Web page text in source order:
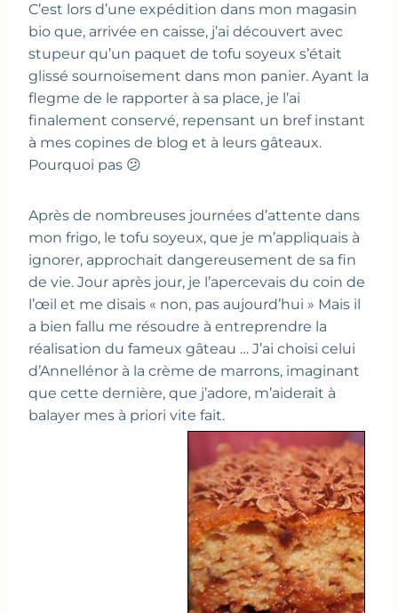
C’est lors d’une expédition dans mon magasin
bio que, arrivée en caisse, j’ai découvert avec
stupeur qu’un paquet de tofu soyeux s’était
glissé sournoisement dans mon panier. Ayant la
flegme de le rapporter à sa place, je l’ai
finalement conservé, repensant un bref instant
à mes copines de blog et à leurs gâteaux.
Pourquoi pas 😕
Après de nombreuses journées d’attente dans
mon frigo, le tofu soyeux, que je m’appliquais à
ignorer, approchait dangereusement de sa fin
de vie. Jour après jour, je l’apercevais du coin de
l’œil et me disais « non, pas aujourd’hui » Mais il
a bien fallu me résoudre à entreprendre la
réalisation du fameux gâteau … J’ai choisi celui
d’Annellénor à la crème de marrons, imaginant
que cette dernière, que j’adore, m’aiderait à
balayer mes à priori vite fait.